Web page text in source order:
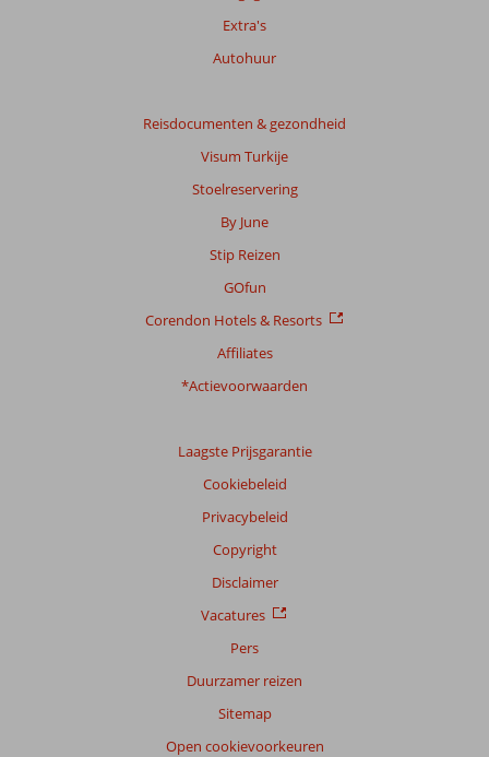
Extra's
Autohuur
Reisdocumenten & gezondheid
Visum Turkije
Stoelreservering
By June
Stip Reizen
GOfun
Corendon Hotels & Resorts
Affiliates
*Actievoorwaarden
Laagste Prijsgarantie
Cookiebeleid
Privacybeleid
Copyright
Disclaimer
Vacatures
Pers
Duurzamer reizen
Sitemap
Open cookievoorkeuren